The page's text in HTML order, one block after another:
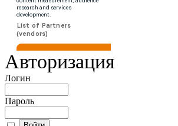
Авторизация
Логин
Пароль